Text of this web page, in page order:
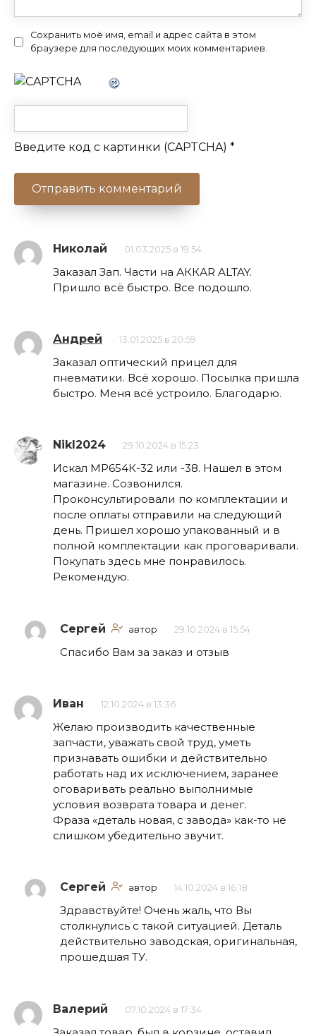
Сохранить моё имя, email и адрес сайта в этом
браузере для последующих моих комментариев.
Введите код с картинки (CAPTCHA) *
Николай 01.03.2025 в 19:54
Заказал Зап. Части на АККАR ALTAY.
Пришло всё быстро. Все подошло.
Андрей 13.01.2025 в 20:59
Заказал оптический прицел для
пневматики. Всё хорошо. Посылка пришла
быстро. Меня всё устроило. Благодарю.
NikI2024 29.10.2024 в 15:23
Искал МР654К-32 или -38. Нашел в этом
магазине. Созвонился.
Проконсультировали по комплектации и
после оплаты отправили на следующий
день. Пришел хорошо упакованный и в
полной комплектации как проговаривали.
Покупать здесь мне понравилось.
Рекомендую.
Сергей автор 29.10.2024 в 15:54
Спасибо Вам за заказ и отзыв
Иван 12.10.2024 в 13:36
Желаю производить качественные
запчасти, уважать свой труд, уметь
признавать ошибки и действительно
работать над их исключением, заранее
оговаривать реально выполнимые
условия возврата товара и денег.
Фраза «деталь новая, с завода» как-то не
слишком убедительно звучит.
Сергей автор 14.10.2024 в 16:18
Здравствуйте! Очень жаль, что Вы
столкнулись с такой ситуацией. Деталь
действительно заводская, оригинальная,
прошедшая ТУ.
Валерий 07.10.2024 в 17:34